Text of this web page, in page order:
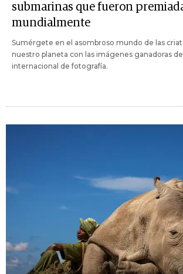
submarinas que fueron
mundialmente
Sumérgete en el asombroso mundo de las
nuestro planeta con las imágenes ganadoras
internacional de fotografía.